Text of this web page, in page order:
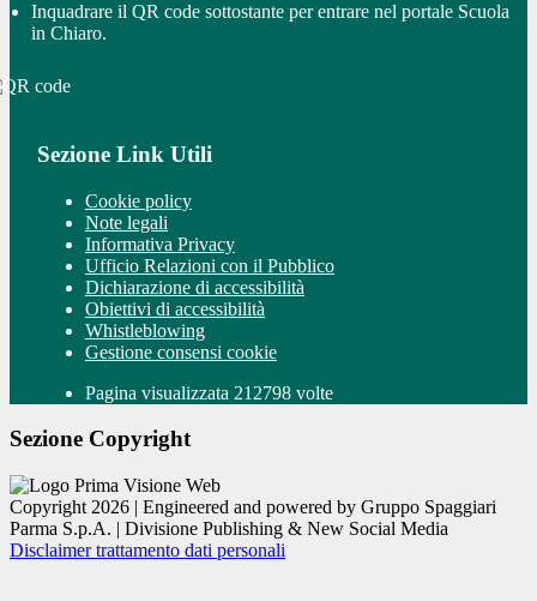
Inquadrare il QR code sottostante per entrare nel portale Scuola
in Chiaro.
Sezione Link Utili
Cookie policy
Note legali
Informativa Privacy
Ufficio Relazioni con il Pubblico
Dichiarazione di accessibilità
Obiettivi di accessibilità
Whistleblowing
Gestione consensi cookie
Pagina visualizzata 212798 volte
Sezione Copyright
Copyright 2026 | Engineered and powered by Gruppo Spaggiari
Parma S.p.A. | Divisione Publishing & New Social Media
Disclaimer trattamento dati personali